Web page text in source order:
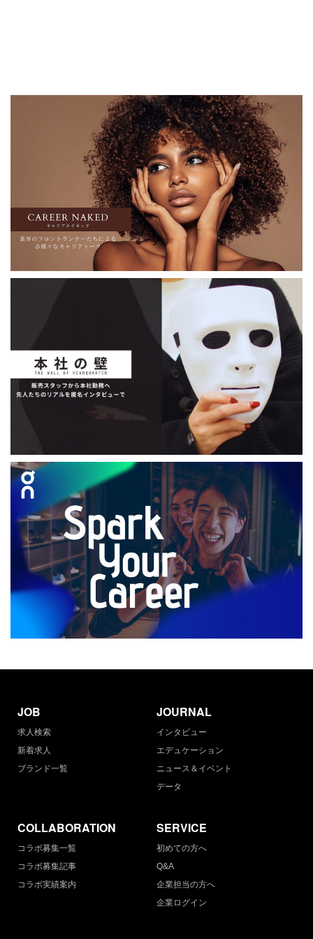
JOB
求人検索
新着求人
ブランド一覧
JOURNAL
インタビュー
エデュケーション
ニュース＆イベント
データ
COLLABORATION
コラボ募集一覧
コラボ募集記事
コラボ実績案内
SERVICE
初めての方へ
Q&A
企業担当の方へ
企業ログイン